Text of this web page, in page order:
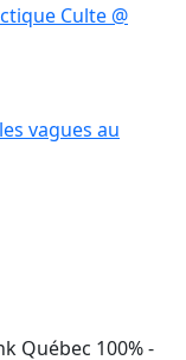
Culte @
vagues au
Québec 100% -